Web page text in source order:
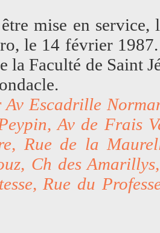
mise en
le 14 février
la Faculté de Saint
Av Escadrille
Av de Frais
Rue de la
Ch des
Rue du